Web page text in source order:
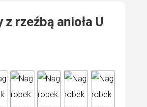
rzeźbą anioła U